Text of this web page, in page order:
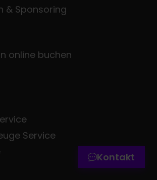
& Sponsoring
online buchen
Service
Kontakt
buchen
Hotline